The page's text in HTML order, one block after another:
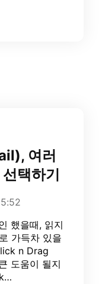
여러
택하기
했을때, 읽지
가득차 있을
n Drag
도움이 될지